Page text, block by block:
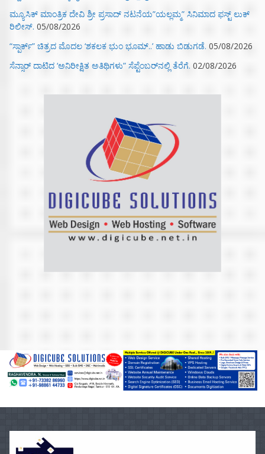
ಮ್ಯೂಸಿಕ್‌ ಮಾಂತ್ರಿಕ ದೇವಿ ಶ್ರೀ ಪ್ರಸಾದ್ ನಟನೆಯ”ಯಲ್ಲಮ್ಮ” ಸಿನಿಮಾದ ಫಸ್ಟ್‌ ಲುಕ್‌
ರಿಲೀಸ್. 05/08/2026
“ಸ್ಪಾರ್ಕ್” ಚಿತ್ರದ ಮೊದಲ‌ ‘ಶಕಲಕ ಭುಂ‌ ಭೂಮ್..’ ಹಾಡು ಬಿಡುಗಡೆ. 05/08/2026
ಸೆನ್ಸಾರ್ ದಾಟಿದ ‘ಅನಿರೀಕ್ಷಿತ ಅತಿಥಿಗಳು” ಸೆಪ್ಟೆಂಬರ್‌ನಲ್ಲಿ ತೆರೆಗೆ. 02/08/2026